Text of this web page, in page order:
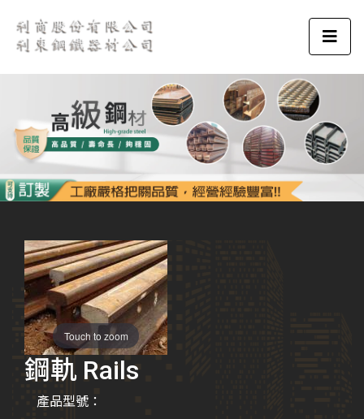
Touch to zoom
鋼軌 Rails
產品型號：